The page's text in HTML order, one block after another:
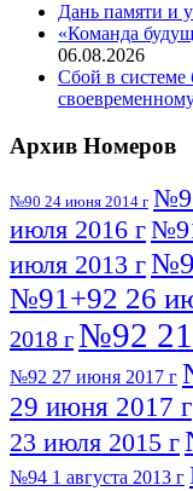
Дань памяти и
«Команда
06.08.2026
Сбой в системе
Архив Номеров
№90 24 июня 2014 г
июля 2016 г
июля 2013 г
№91+92 26
2018 г№92 21
№92 27 июня 2017 г
29 июня 2017 г
23 июля 2015 г
№94 1 августа 2013 г